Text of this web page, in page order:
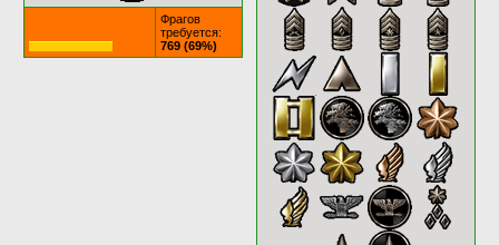
Фрагов
требуется:
769 (69%)